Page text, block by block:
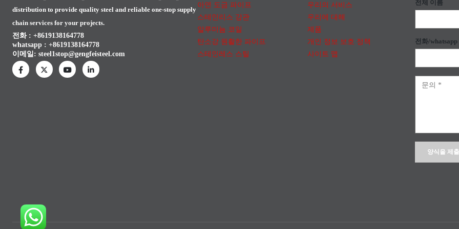
distribution to provide quality steel and reliable one-stop supply
chain services for your projects.
전화 : +8619138164778
whatsapp : +8619138164778
이메일: steel1stop@gengfeisteel.com
아연 도금 파이프
스테인리스 강관
알루미늄 코일
탄소강 원활한 파이프
스테인레스 스틸
우리의 서비스
우리에 대해
제품
개인 정보 보호 정책
사이트 맵
전체 이름
전화/whatsapp